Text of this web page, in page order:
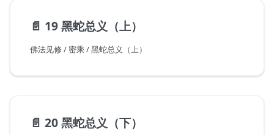
📄️ 19 黑蛇总义（上）
佛法见修 / 密乘 / 黑蛇总义（上）
📄️ 20 黑蛇总义（下）